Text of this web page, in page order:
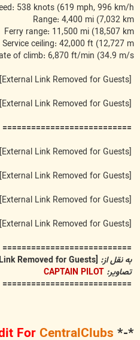
538 knots (619 mph, 996 km/h
Range: 4,400 mi (7,032 km
Ferry range: 11,500 mi (18,507 km
Service ceiling: 42,000 ft (12,727 m
of climb: 6,870 ft/min (34.9 m/s
[External Link Removed for Guests]
[External Link Removed for Guests]
===========================
[External Link Removed for Guests]
[External Link Removed for Guests]
[External Link Removed for Guests]
[External Link Removed for Guests]
===========================
به نقل از: [External Link Removed for Guests]
تصاویر: CAPTAIN PILOT
===========================
*-*
ForCentralClubs